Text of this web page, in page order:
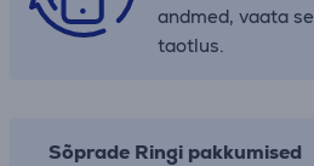
andmed, vaata
taotlus.
Sõprade Ringi pakkumised